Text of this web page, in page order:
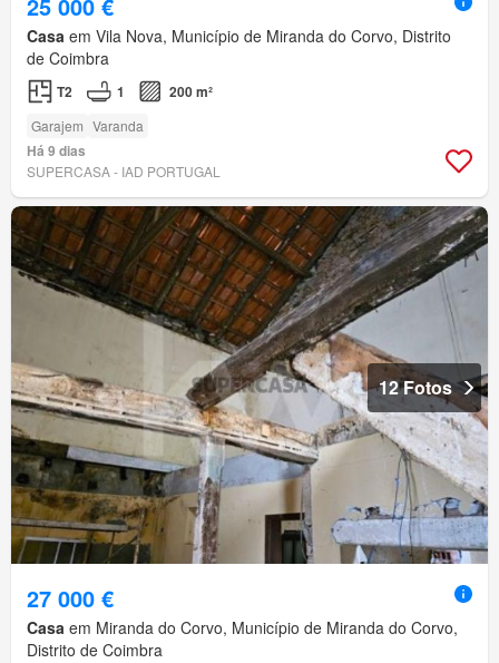
Casa em Vila Nova, Município de Miranda do Corvo, Distrito
de Coimbra
T2 1 200 m²
Garajem Varanda
Há 9 dias
SUPERCASA - IAD PORTUGAL
12 Fotos
27 000 €
Casa em Miranda do Corvo, Município de Miranda do Corvo,
Distrito de Coimbra